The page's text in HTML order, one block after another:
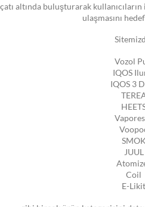
çatı altında buluşturarak
ulaşmasını
Vozol
IQOS
IQOS 3
SMOK
JUUL
Coil
E-Likit